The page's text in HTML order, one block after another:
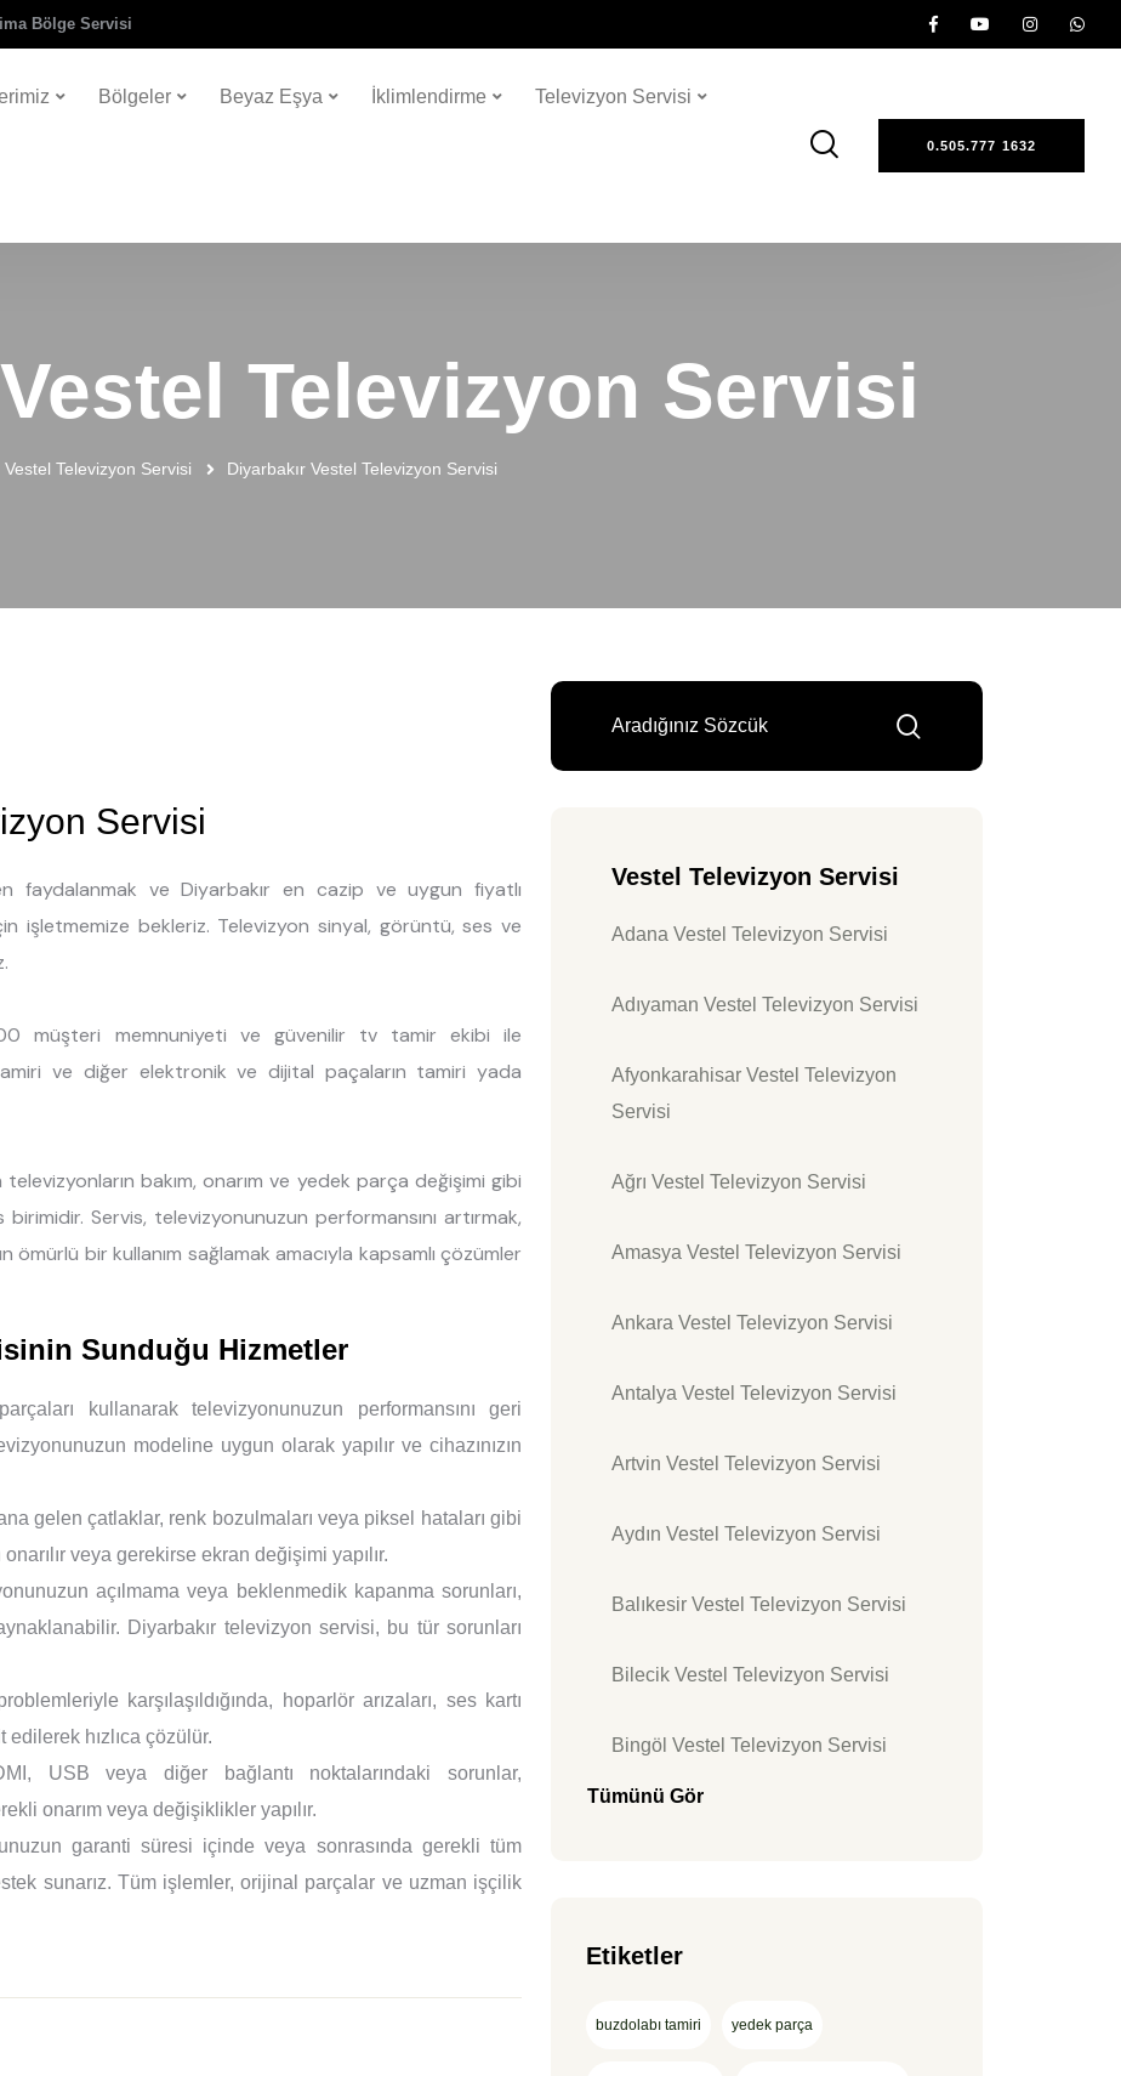
Bölge Servisi
Bölgeler Beyaz Eşya İklimlendirme Televizyon Servisi
0.505.777 1632
Televizyon Servisi
Vestel Televizyon Servisi Diyarbakır Vestel Televizyon Servisi
Servisi
faydalanmak ve Diyarbakır en cazip ve uygun fiyatlı
işletmemize bekleriz. Televizyon sinyal, görüntü, ses ve
müşteri memnuniyeti ve güvenilir tv tamir ekibi ile
ve diğer elektronik ve dijital paçaların tamiri yada
bakım, onarım ve yedek parça değişimi gibi
Servis, televizyonunuzun performansını artırmak,
ömürlü bir kullanım sağlamak amacıyla kapsamlı çözümler
Sunduğu Hizmetler
kullanarak televizyonunuzun performansını geri
modeline uygun olarak yapılır ve cihazınızın
gelen çatlaklar, renk bozulmaları veya piksel hataları gibi
veya gerekirse ekran değişimi yapılır.
açılmama veya beklenmedik kapanma sorunları,
Diyarbakır televizyon servisi, bu tür sorunları
karşılaşıldığında, hoparlör arızaları, ses kartı
hızlıca çözülür.
USB veya diğer bağlantı noktalarındaki sorunlar,
onarım veya değişiklikler yapılır.
garanti süresi içinde veya sonrasında gerekli tüm
sunarız. Tüm işlemler, orijinal parçalar ve uzman işçilik
Vestel Televizyon Servisi
Adana Vestel Televizyon Servisi
Adıyaman Vestel Televizyon Servisi
Afyonkarahisar Vestel Televizyon
Servisi
Ağrı Vestel Televizyon Servisi
Amasya Vestel Televizyon Servisi
Ankara Vestel Televizyon Servisi
Antalya Vestel Televizyon Servisi
Artvin Vestel Televizyon Servisi
Aydın Vestel Televizyon Servisi
Balıkesir Vestel Televizyon Servisi
Bilecik Vestel Televizyon Servisi
Bingöl Vestel Televizyon Servisi
Tümünü Gör
Etiketler
buzdolabı tamiri yedek parça